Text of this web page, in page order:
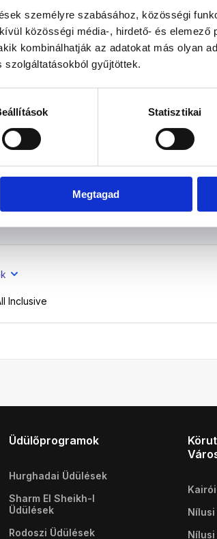
személyre szabásához, közösségi
közösségi média-, hirdető- és elemező
kombinálhatják az adatokat más olyan
gyűjtöttek.
Statisztikai
Megtagad
Inclusive
Inclusive
Inclusive
Üdülőprogramok
Hurghadai Üdülések
Sharm El Sheikh-I
Üdülések
Rodoszi Üdülések
Nílusi